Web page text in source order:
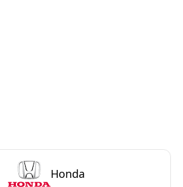
Honda